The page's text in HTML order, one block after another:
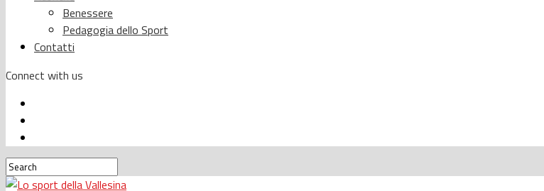
Benessere
Pedagogia dello Sport
Contatti
Connect with us